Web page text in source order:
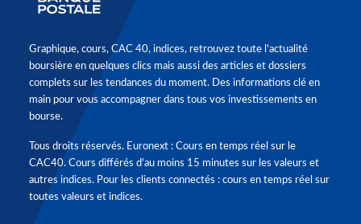
Graphique, cours, CAC 40, indices, retrouvez toute l'actualité
boursière en quelques clics mais aussi des articles et dossiers
complets sur les tendances du moment. Des informations clé en
main pour vous accompagner dans tous vos investissements en
bourse.
Tous droits réservés. Euronext : Cours en temps réel sur le
CAC40. Cours différés d'au moins 15 minutes sur les valeurs et
autres indices. Pour les clients connectés : cours en temps réel sur
toutes valeurs et indices.